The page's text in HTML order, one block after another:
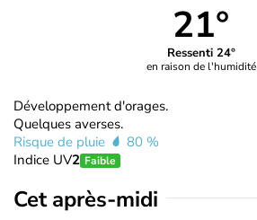
21°
Ressenti 24°
en raison de l'humidité
Développement d'orages.
Quelques averses.
Risque de pluie
80 %
Indice UV2 Faible
Cet après-midi